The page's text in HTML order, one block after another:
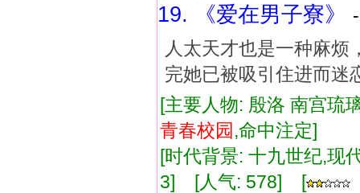
19. 《爱在男子寮》
人太天才也是一种麻烦
完她已被吸引住进而迷
[主要人物: 殷洛 南宫
青春校园,命中注定]
[时代背景: 十九世纪,
3] [人气: 578] [